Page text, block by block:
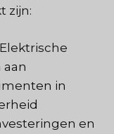
zijn:
Elektrische
aan
in
en